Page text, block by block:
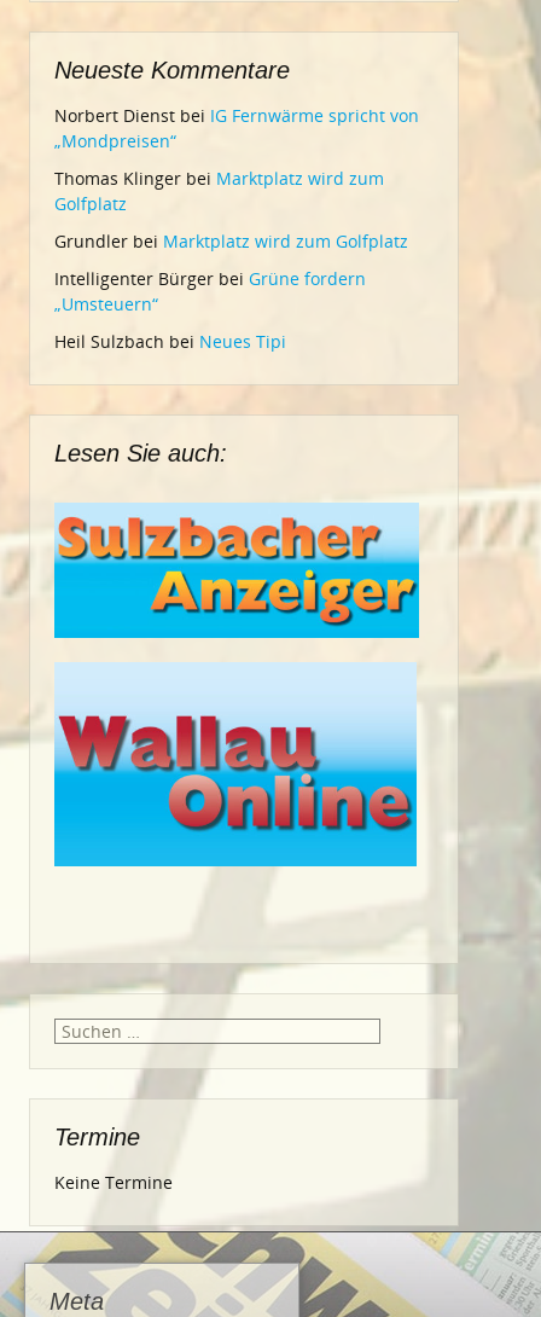
Neueste Kommentare
Norbert Dienst bei IG Fernwärme spricht von
„Mondpreisen“
Thomas Klinger bei Marktplatz wird zum
Golfplatz
Grundler bei Marktplatz wird zum Golfplatz
Intelligenter Bürger bei Grüne fordern
„Umsteuern“
Heil Sulzbach bei Neues Tipi
Lesen Sie auch:
Suche
Termine
Keine Termine
Meta